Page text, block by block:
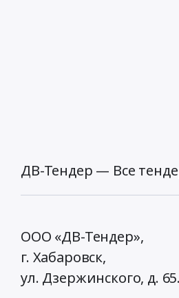
ДВ-Тендер — Все
ООО «ДВ-Тендер»,
г. Хабаровск,
ул. Дзержинского, д. 65.